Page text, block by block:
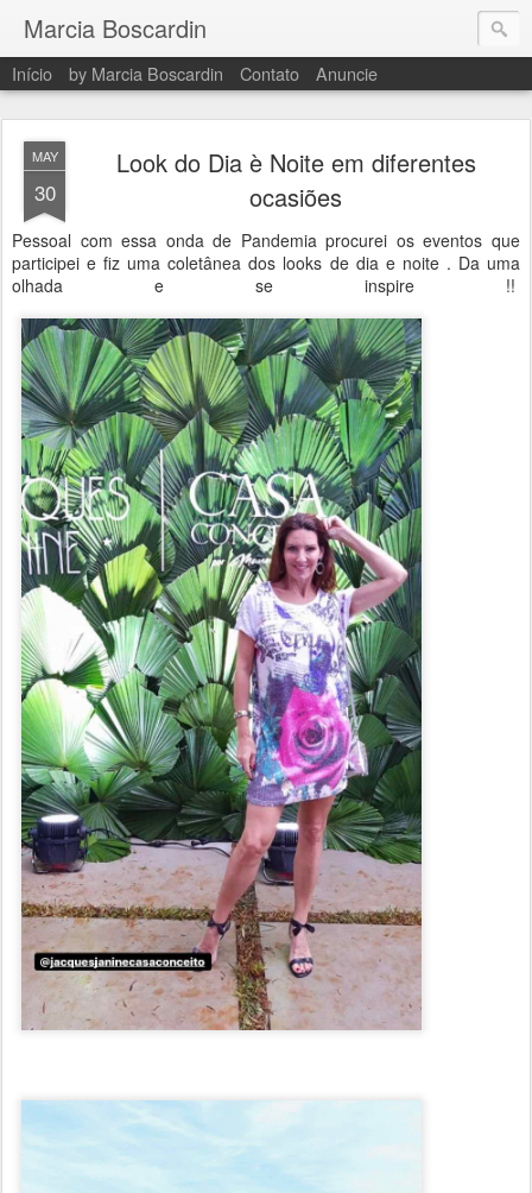
Marcia Boscardin
Início by Marcia Boscardin Contato Anuncie
MAY
30
Look do Dia è Noite em diferentes
ocasiões
Pessoal com essa onda de Pandemia procurei os eventos que
participei e fiz uma coletânea dos looks de dia e noite . Da uma
olhada e se inspire !!